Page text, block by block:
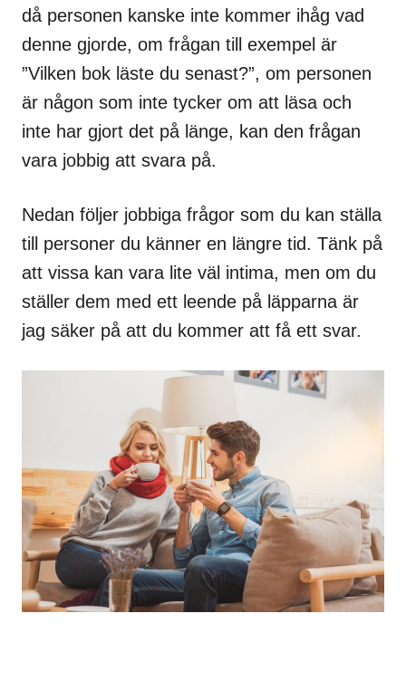
då personen kanske inte kommer ihåg vad
denne gjorde, om frågan till exempel är
”Vilken bok läste du senast?”, om personen
är någon som inte tycker om att läsa och
inte har gjort det på länge, kan den frågan
vara jobbig att svara på.
Nedan följer jobbiga frågor som du kan ställa
till personer du känner en längre tid. Tänk på
att vissa kan vara lite väl intima, men om du
ställer dem med ett leende på läpparna är
jag säker på att du kommer att få ett svar.